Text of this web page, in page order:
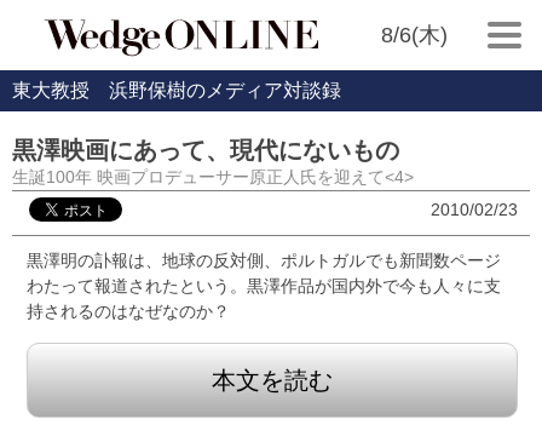
8/6(木)
東大教授 浜野保樹のメディア対談録
黒澤映画にあって、現代にないもの
生誕100年 映画プロデューサー原正人氏を迎えて<4>
2010/02/23
黒澤明の訃報は、地球の反対側、ポルトガルでも新聞数ページ
わたって報道されたという。黒澤作品が国内外で今も人々に支
持されるのはなぜなのか？
本文を読む